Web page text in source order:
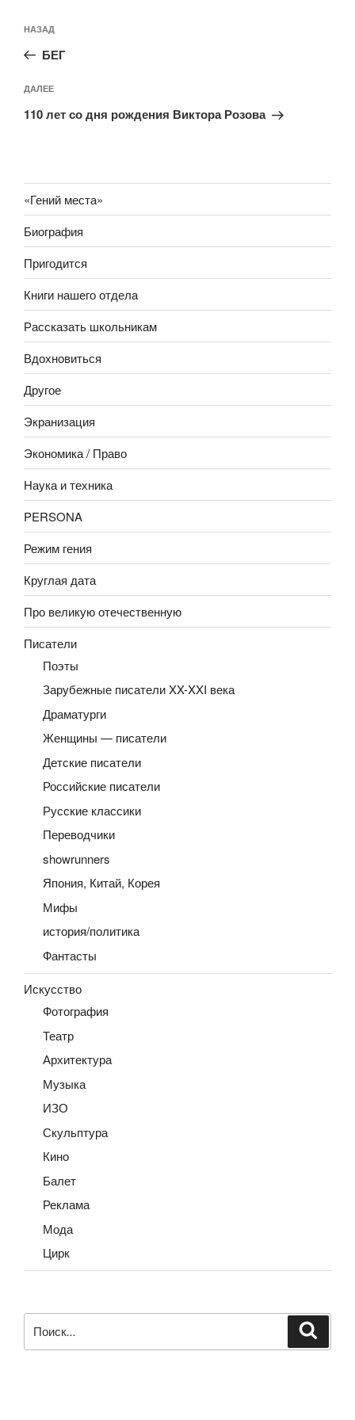
по
записям
Предыдущая
запись:
НАЗАД
БЕГ
Следующая
запись
ДАЛЕЕ
110 лет со дня рождения Виктора Розова
«Гений места»
Биография
Пригодится
Книги нашего отдела
Рассказать школьникам
Вдохновиться
Другое
Экранизация
Экономика / Право
Наука и техника
PERSONA
Режим гения
Круглая дата
Про великую отечественную
Писатели
Поэты
Зарубежные писатели XX-XXI века
Драматурги
Женщины — писатели
Детские писатели
Российские писатели
Русские классики
Переводчики
showrunners
Япония, Китай, Корея
Мифы
история/политика
Фантасты
Искусство
Фотография
Театр
Архитектура
Музыка
ИЗО
Скульптура
Кино
Балет
Реклама
Мода
Цирк